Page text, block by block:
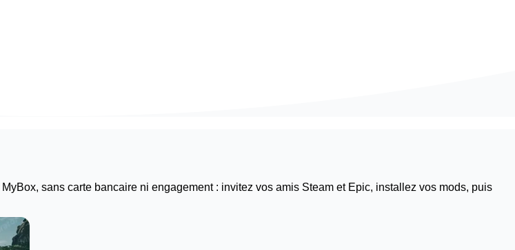
MyBox, sans carte bancaire ni engagement : invitez vos amis Steam et Epic, installez vos mods, puis